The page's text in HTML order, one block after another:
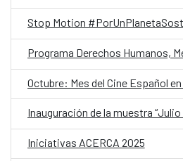
Programa Derechos Humanos,
Octubre: Mes del Cine Español
Iniciativas ACERCA 2025